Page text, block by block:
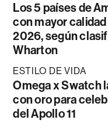
Los 5 países de
con mayor calidad
2026, según
Wharton
ESTILO DE VIDA
Omega x Swatch
con oro para
del Apollo 11